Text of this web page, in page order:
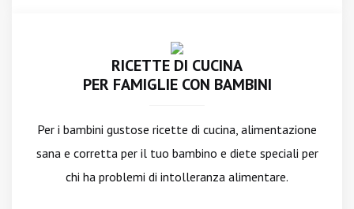
RICETTE DI CUCINA
PER FAMIGLIE CON BAMBINI
Per i bambini gustose ricette di cucina, alimentazione
sana e corretta per il tuo bambino e diete speciali per
chi ha problemi di intolleranza alimentare.